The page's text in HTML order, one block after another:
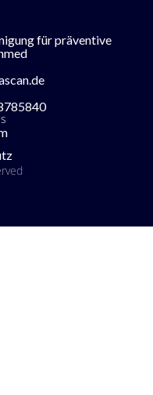
für präventive